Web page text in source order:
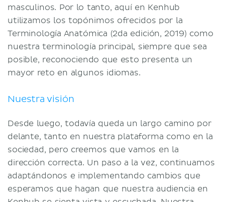
masculinos. Por lo tanto, aquí en Kenhub
utilizamos los topónimos ofrecidos por la
Terminología Anatómica (2da edición, 2019) como
nuestra terminología principal, siempre que sea
posible, reconociendo que esto presenta un
mayor reto en algunos idiomas.
Nuestra visión
Desde luego, todavía queda un largo camino por
delante, tanto en nuestra plataforma como en la
sociedad, pero creemos que vamos en la
dirección correcta. Un paso a la vez, continuamos
adaptándonos e implementando cambios que
esperamos que hagan que nuestra audiencia en